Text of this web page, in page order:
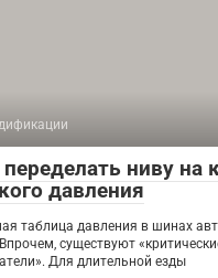
ниву на
давления
таблица давления в шинах
существуют
Для длительной езды